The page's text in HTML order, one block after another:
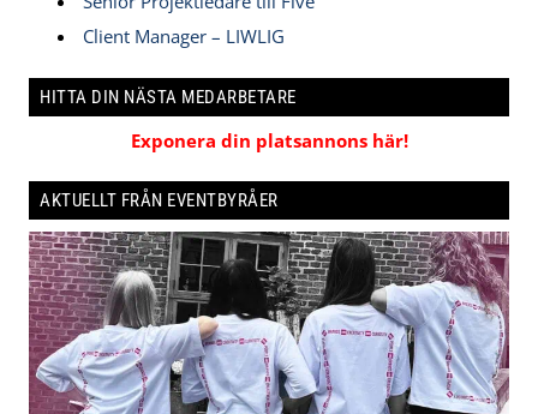
Client Manager – LIWLIG
HITTA DIN NÄSTA MEDARBETARE
Exponera din platsannons här!
AKTUELLT FRÅN EVENTBYRÅER